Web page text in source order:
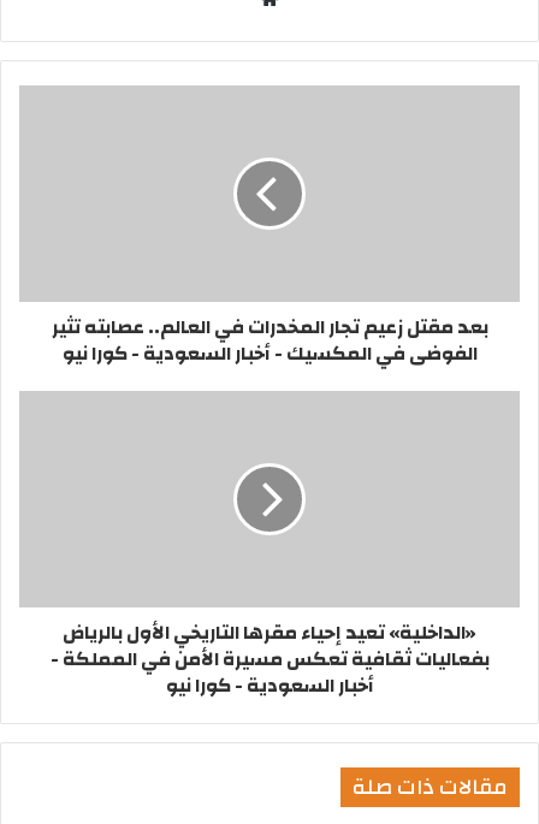
بعد مقتل زعيم تجار المخدرات في العالم.. عصابته تثير
الفوضى في المكسيك - أخبار السعودية - كورا نيو
«الداخلية» تعيد إحياء مقرها التاريخي الأول بالرياض
بفعاليات ثقافية تعكس مسيرة الأمن في المملكة -
أخبار السعودية - كورا نيو
مقالات ذات صلة